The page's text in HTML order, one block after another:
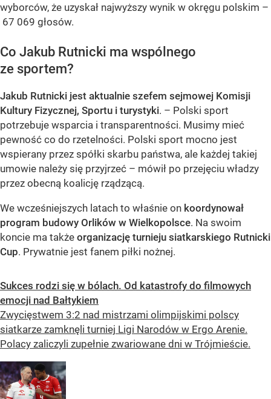
wyborców, że uzyskał najwyższy wynik w okręgu polskim –
67 069 głosów.
Co Jakub Rutnicki ma wspólnego
ze sportem?
Jakub Rutnicki jest aktualnie szefem sejmowej Komisji
Kultury Fizycznej, Sportu i turystyki. – Polski sport
potrzebuje wsparcia i transparentności. Musimy mieć
pewność co do rzetelności. Polski sport mocno jest
wspierany przez spółki skarbu państwa, ale każdej takiej
umowie należy się przyjrzeć – mówił po przejęciu władzy
przez obecną koalicję rządzącą.
We wcześniejszych latach to właśnie on koordynował
program budowy Orlików w Wielkopolsce. Na swoim
koncie ma także organizację turnieju siatkarskiego Rutnicki
Cup. Prywatnie jest fanem piłki nożnej.
Sukces rodzi się w bólach. Od katastrofy do filmowych
emocji nad Bałtykiem
Zwycięstwem 3:2 nad mistrzami olimpijskimi polscy
siatkarze zamknęli turniej Ligi Narodów w Ergo Arenie.
Polacy zaliczyli zupełnie zwariowane dni w Trójmieście.